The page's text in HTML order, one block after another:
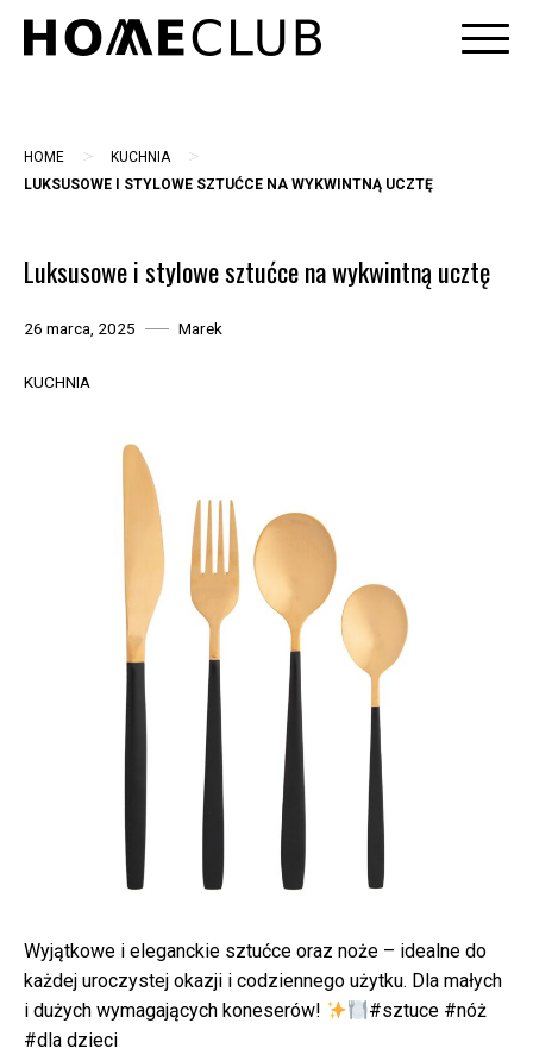
Skip
HOME > KUCHNIA >
LUKSUSOWE I STYLOWE SZTUĆCE NA WYKWINTNĄ UCZTĘ
Luksusowe i stylowe sztućce na wykwintną ucztę
26 marca, 2025 Marek
KUCHNIA
Wyjątkowe i eleganckie sztućce oraz noże – idealne do
każdej uroczystej okazji i codziennego użytku. Dla małych
i dużych wymagających koneserów!
#sztuce #nóż
#dla dzieci